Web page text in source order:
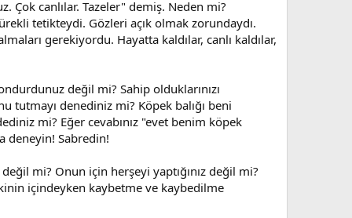
Çok canlılar. Tazeler" demiş. Neden mi?
tetikteydi. Gözleri açık olmak zorundaydı.
gerekiyordu. Hayatta kaldılar, canlı kaldılar,
değil mi? Sahip olduklarınızı
tutmayı denediniz mi? Köpek balığı beni
mi? Eğer cevabınız "evet benim köpek
deneyin! Sabredin!
mi? Onun için herşeyi yaptığınız değil mi?
içindeyken kaybetme ve kaybedilme